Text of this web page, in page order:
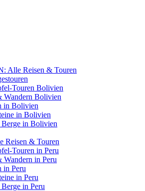
Alle Reisen & Touren
Touren Bolivien
Wandern Bolivien
in Bolivien
in Bolivien
in Bolivien
Reisen & Touren
Touren in Peru
Wandern in Peru
in Peru
in Peru
in Peru